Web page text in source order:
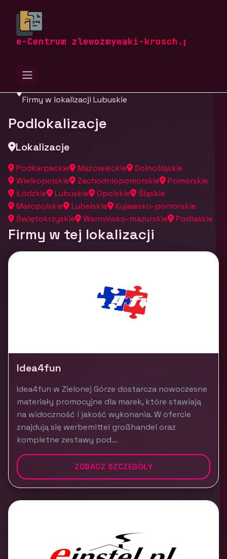
e-Centrum zlewozmywaki-krosch.pl
zlewozmywaki-krosch.pl
Firmy z województwa
Lubuskie
Firmy w lokalizacji Lubuskie
Podlokalizacje
Lokalizacje
Podkarpackie Mazowieckie
Dolnośląskie
Wielkopolskie
Zachodniopomorskie
Pomorskie
Łódzkie
Lubuskie Opolskie
Śląskie
Małopolskie
Lubelskie
Kujawsko-pomorskie
Świętokrzyskie
Warmińsko-mazurskie Podlaskie
Firmy w tej lokalizacji
Idea4fun
Idea4fun w Zielonej Górze dostarcza nowoczesne
materiały promocyjne dla marek, które stawiają
na widoczność i jakość wykonania. W ofercie
znajdują się werbemittel großhandel oraz
kompletne zestawy pod...
ZOBACZ SZCZEGÓŁY